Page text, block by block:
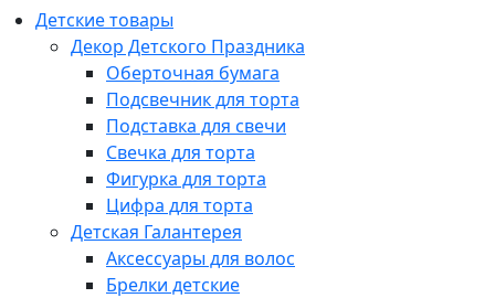
Детские товары
Декор Детского Праздника
Оберточная бумага
Подсвечник для торта
Подставка для свечи
Свечка для торта
Фигурка для торта
Цифра для торта
Детская Галантерея
Аксессуары для волос
Брелки детские